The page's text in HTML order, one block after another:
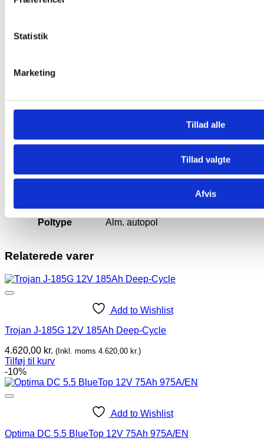
Statistik
Marketing
Tillad alle
Tillad valgte
Afvis
Watt timer
+ – Med poler mod sig
Poltype Alm. autopol
Relaterede varer
Add to Wishlist
Trojan J-185G 12V 185Ah Deep-Cycle
4.620,00 kr. (Inkl. moms 4.620,00 kr.)
Tilføj til kurv
-10%
Add to Wishlist
Optima DC 5.5 BlueTop 12V 75Ah 975A/EN